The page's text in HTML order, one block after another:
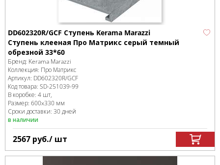
DD602320R/GCF Ступень Kerama Marazzi
Ступень клееная Про Матрикс серый темный
обрезной 33*60
Бренд: Kerama Marazzi
Коллекция: Про Матрикс
Артикул: DD602320R/GCF
Код товара: SD-251039-99
В коробке: 4 шт,
Размер: 600x330 мм
Сроки доставки: 30 дней
в наличии
2567 руб./ шт